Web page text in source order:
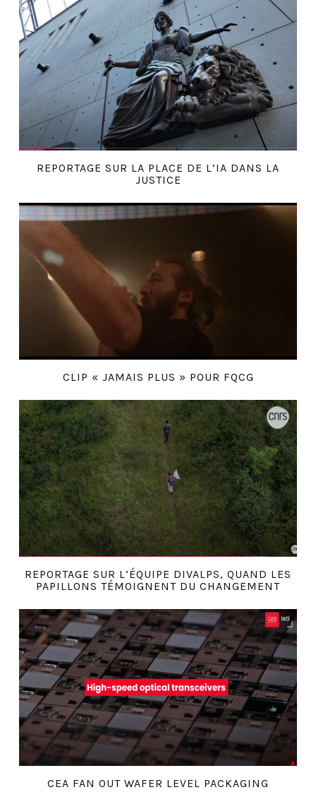
REPORTAGE SUR LA PLACE DE L’IA DANS LA
JUSTICE
CLIP « JAMAIS PLUS » POUR FQCG
REPORTAGE SUR L’ÉQUIPE DIVALPS, QUAND LES
PAPILLONS TÉMOIGNENT DU CHANGEMENT
CEA FAN OUT WAFER LEVEL PACKAGING